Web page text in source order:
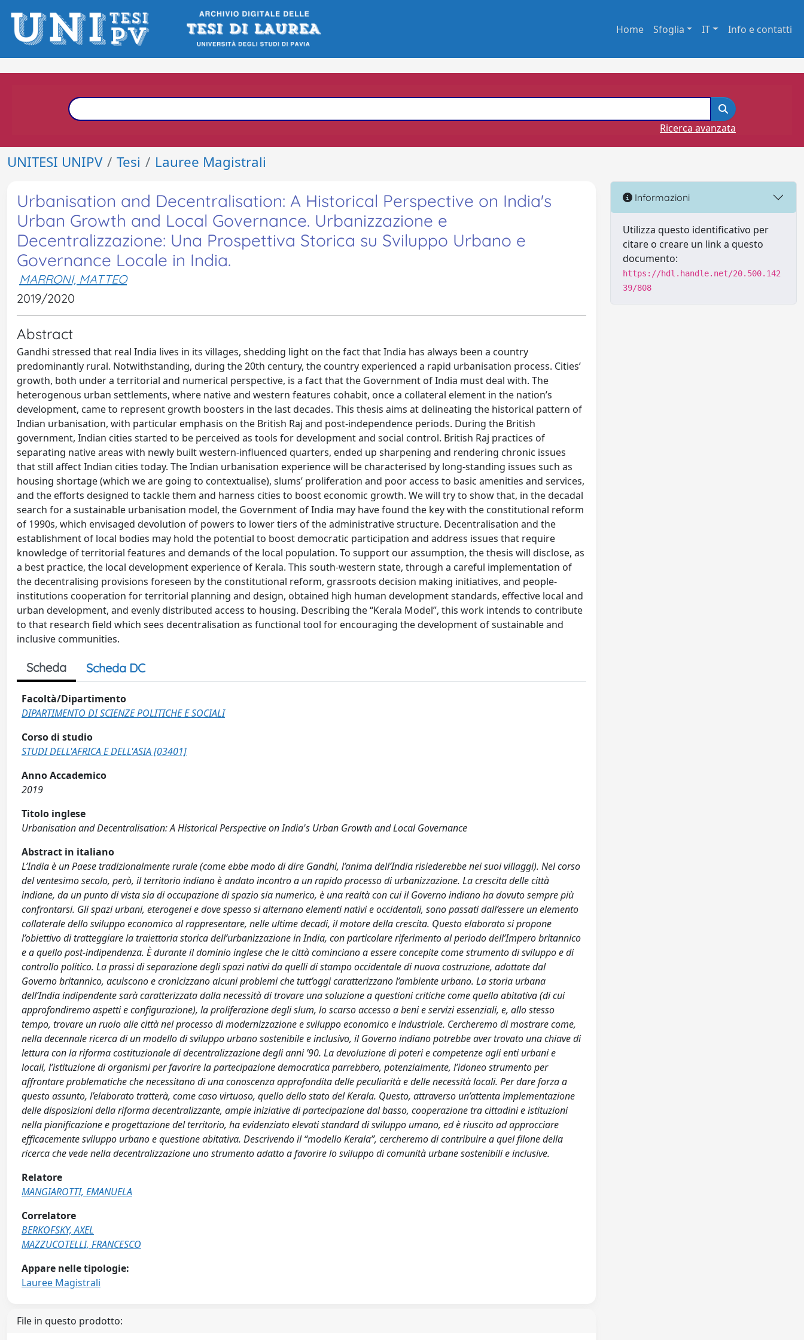
Home Sfoglia IT Info e contatti
Ricerca avanzata
UNITESI UNIPV Tesi Lauree Magistrali
Urbanisation and Decentralisation: A Historical Perspective on India's
Urban Growth and Local Governance. Urbanizzazione e
Decentralizzazione: Una Prospettiva Storica su Sviluppo Urbano e
Governance Locale in India.
MARRONI, MATTEO
2019/2020
Abstract
Gandhi stressed that real India lives in its villages, shedding light on the fact that India has always been a country
predominantly rural. Notwithstanding, during the 20th century, the country experienced a rapid urbanisation process. Cities’
growth, both under a territorial and numerical perspective, is a fact that the Government of India must deal with. The
heterogenous urban settlements, where native and western features cohabit, once a collateral element in the nation’s
development, came to represent growth boosters in the last decades. This thesis aims at delineating the historical pattern of
Indian urbanisation, with particular emphasis on the British Raj and post-independence periods. During the British
government, Indian cities started to be perceived as tools for development and social control. British Raj practices of
separating native areas with newly built western-influenced quarters, ended up sharpening and rendering chronic issues
that still affect Indian cities today. The Indian urbanisation experience will be characterised by long-standing issues such as
housing shortage (which we are going to contextualise), slums’ proliferation and poor access to basic amenities and services,
and the efforts designed to tackle them and harness cities to boost economic growth. We will try to show that, in the decadal
search for a sustainable urbanisation model, the Government of India may have found the key with the constitutional reform
of 1990s, which envisaged devolution of powers to lower tiers of the administrative structure. Decentralisation and the
establishment of local bodies may hold the potential to boost democratic participation and address issues that require
knowledge of territorial features and demands of the local population. To support our assumption, the thesis will disclose, as
a best practice, the local development experience of Kerala. This south-western state, through a careful implementation of
the decentralising provisions foreseen by the constitutional reform, grassroots decision making initiatives, and people-
institutions cooperation for territorial planning and design, obtained high human development standards, effective local and
urban development, and evenly distributed access to housing. Describing the “Kerala Model”, this work intends to contribute
to that research field which sees decentralisation as functional tool for encouraging the development of sustainable and
inclusive communities.
Scheda Scheda DC
Facoltà/Dipartimento
DIPARTIMENTO DI SCIENZE POLITICHE E SOCIALI
Corso di studio
STUDI DELL'AFRICA E DELL'ASIA [03401]
Anno Accademico
2019
Titolo inglese
Urbanisation and Decentralisation: A Historical Perspective on India's Urban Growth and Local Governance
Abstract in italiano
L’India è un Paese tradizionalmente rurale (come ebbe modo di dire Gandhi, l’anima dell’India risiederebbe nei suoi villaggi). Nel corso
del ventesimo secolo, però, il territorio indiano è andato incontro a un rapido processo di urbanizzazione. La crescita delle città
indiane, da un punto di vista sia di occupazione di spazio sia numerico, è una realtà con cui il Governo indiano ha dovuto sempre più
confrontarsi. Gli spazi urbani, eterogenei e dove spesso si alternano elementi nativi e occidentali, sono passati dall’essere un elemento
collaterale dello sviluppo economico al rappresentare, nelle ultime decadi, il motore della crescita. Questo elaborato si propone
l’obiettivo di tratteggiare la traiettoria storica dell’urbanizzazione in India, con particolare riferimento al periodo dell’Impero britannico
e a quello post-indipendenza. È durante il dominio inglese che le città cominciano a essere concepite come strumento di sviluppo e di
controllo politico. La prassi di separazione degli spazi nativi da quelli di stampo occidentale di nuova costruzione, adottate dal
Governo britannico, acuiscono e cronicizzano alcuni problemi che tutt’oggi caratterizzano l’ambiente urbano. La storia urbana
dell’India indipendente sarà caratterizzata dalla necessità di trovare una soluzione a questioni critiche come quella abitativa (di cui
approfondiremo aspetti e configurazione), la proliferazione degli slum, lo scarso accesso a beni e servizi essenziali, e, allo stesso
tempo, trovare un ruolo alle città nel processo di modernizzazione e sviluppo economico e industriale. Cercheremo di mostrare come,
nella decennale ricerca di un modello di sviluppo urbano sostenibile e inclusivo, il Governo indiano potrebbe aver trovato una chiave di
lettura con la riforma costituzionale di decentralizzazione degli anni ’90. La devoluzione di poteri e competenze agli enti urbani e
locali, l’istituzione di organismi per favorire la partecipazione democratica parrebbero, potenzialmente, l’idoneo strumento per
affrontare problematiche che necessitano di una conoscenza approfondita delle peculiarità e delle necessità locali. Per dare forza a
questo assunto, l’elaborato tratterà, come caso virtuoso, quello dello stato del Kerala. Questo, attraverso un’attenta implementazione
delle disposizioni della riforma decentralizzante, ampie iniziative di partecipazione dal basso, cooperazione tra cittadini e istituzioni
nella pianificazione e progettazione del territorio, ha evidenziato elevati standard di sviluppo umano, ed è riuscito ad approcciare
efficacemente sviluppo urbano e questione abitativa. Descrivendo il “modello Kerala”, cercheremo di contribuire a quel filone della
ricerca che vede nella decentralizzazione uno strumento adatto a favorire lo sviluppo di comunità urbane sostenibili e inclusive.
Relatore
MANGIAROTTI, EMANUELA
Correlatore
BERKOFSKY, AXEL
MAZZUCOTELLI, FRANCESCO
Appare nelle tipologie:
Lauree Magistrali
File in questo prodotto:
Informazioni
Utilizza questo identificativo per
citare o creare un link a questo
documento:
https://hdl.handle.net/20.500.142
39/808